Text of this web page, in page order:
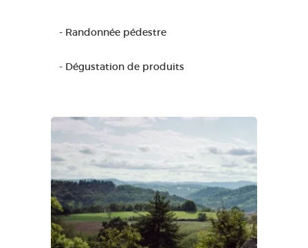
- Randonnée pédestre
- Dégustation de produits